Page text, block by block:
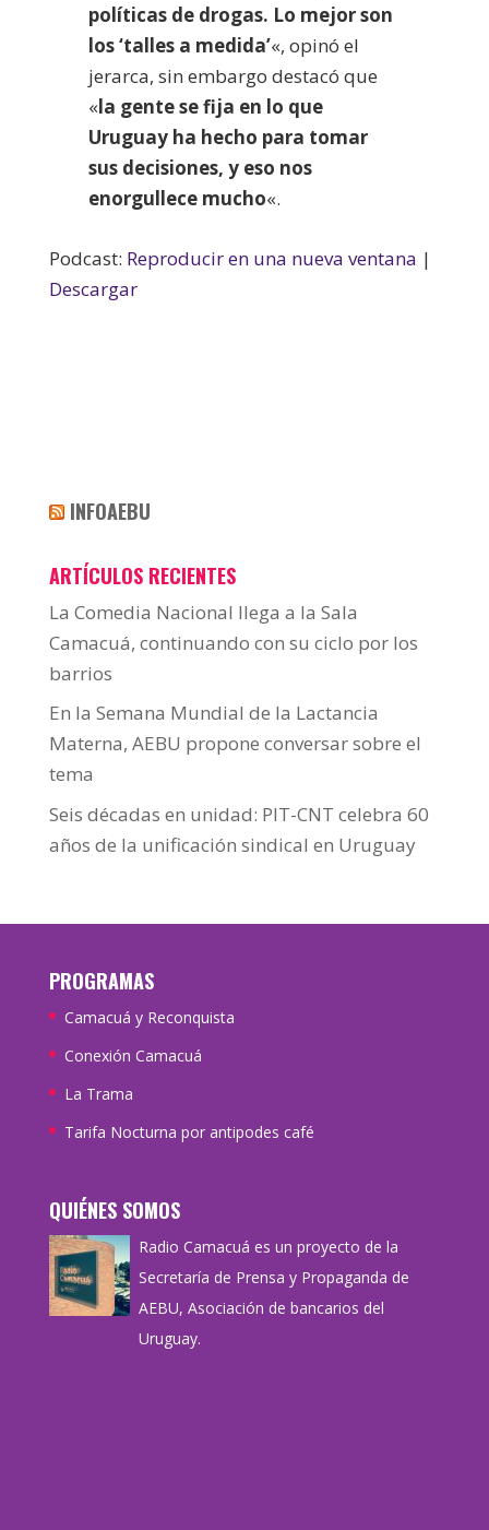
políticas de drogas. Lo mejor son
los ‘talles a medida’«, opinó el
jerarca, sin embargo destacó que
«la gente se fija en lo que
Uruguay ha hecho para tomar
sus decisiones, y eso nos
enorgullece mucho«.
Podcast: Reproducir en una nueva ventana |
Descargar
INFOAEBU
ARTÍCULOS RECIENTES
La Comedia Nacional llega a la Sala
Camacuá, continuando con su ciclo por los
barrios
En la Semana Mundial de la Lactancia
Materna, AEBU propone conversar sobre el
tema
Seis décadas en unidad: PIT-CNT celebra 60
años de la unificación sindical en Uruguay
PROGRAMAS
Camacuá y Reconquista
Conexión Camacuá
La Trama
Tarifa Nocturna por antipodes café
QUIÉNES SOMOS
Radio Camacuá es un proyecto de la
Secretaría de Prensa y Propaganda de
AEBU, Asociación de bancarios del
Uruguay.